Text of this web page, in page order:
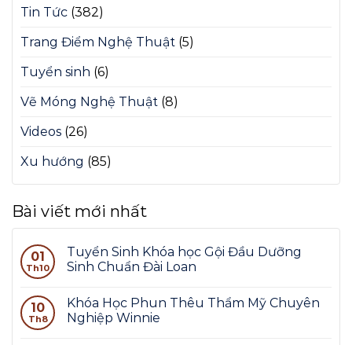
Tin Tức (382)
Trang Điểm Nghệ Thuật (5)
Tuyển sinh (6)
Vẽ Móng Nghệ Thuật (8)
Videos (26)
Xu hướng (85)
Bài viết mới nhất
01
Th10
Tuyển Sinh Khóa học Gội Đầu Dưỡng
Sinh Chuẩn Đài Loan
10
Th8
Khóa Học Phun Thêu Thẩm Mỹ Chuyên
Nghiệp Winnie